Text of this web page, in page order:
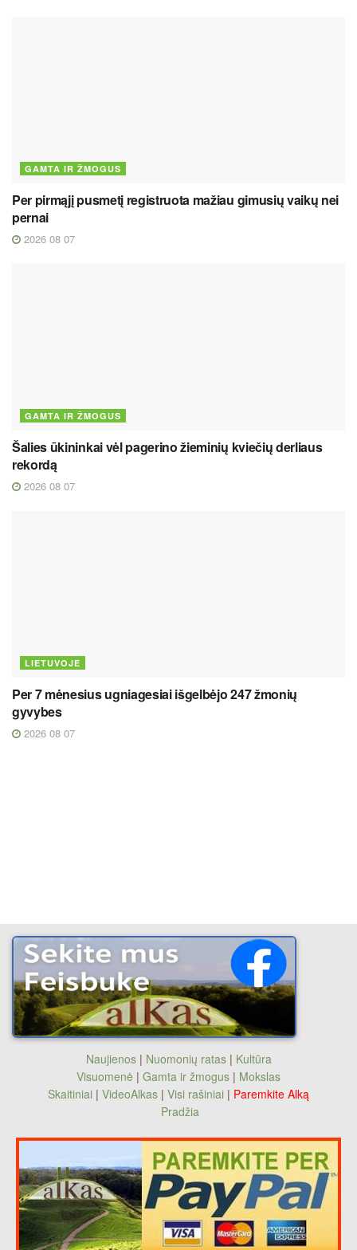
GAMTA IR ŽMOGUS
Per pirmąjį pusmetį registruota mažiau gimusių vaikų nei
pernai
2026 08 07
GAMTA IR ŽMOGUS
Šalies ūkininkai vėl pagerino žieminių kviečių derliaus
rekordą
2026 08 07
LIETUVOJE
Per 7 mėnesius ugniagesiai išgelbėjo 247 žmonių
gyvybes
2026 08 07
Naujienos| Nuomonių ratas| Kultūra
Visuomenė | Gamta ir žmogus | Mokslas
Skaitiniai | VideoAlkas | Visi rašiniai | Paremkite Alką
Pradžia